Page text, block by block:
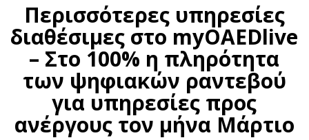
Περισσότερες υπηρεσίες
διαθέσιμες στο myOAEDlive
– Στο 100% η πληρότητα
των ψηφιακών ραντεβού
για υπηρεσίες προς
ανέργους τον μήνα Μάρτιο